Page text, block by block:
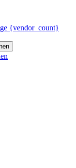
{vendor_count}